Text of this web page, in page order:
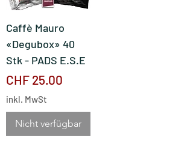
Caffè Mauro
«Degubox» 40
Stk - PADS E.S.E
Preis
CHF 25.00
inkl. MwSt
Nicht verfügbar